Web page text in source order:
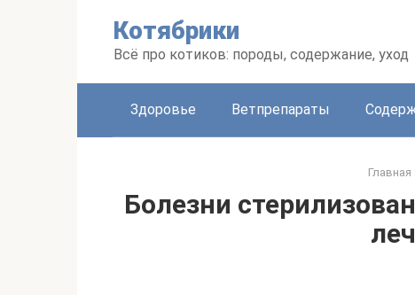
Котябрики
Всё про котиков: породы, содержание, уход
Здоровье Ветпрепараты
Главная
Болезни